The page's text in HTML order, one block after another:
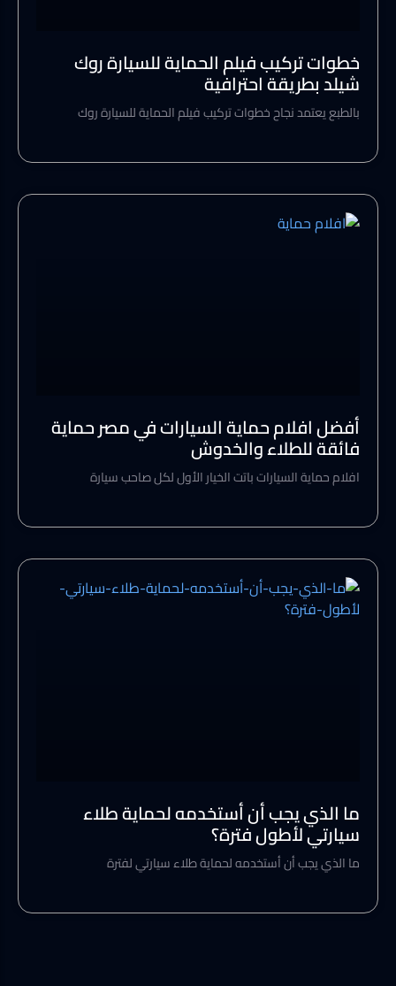
خطوات تركيب فيلم الحماية للسيارة روك
شيلد بطريقة احترافية
بالطبع يعتمد نجاح خطوات تركيب فيلم الحماية للسيارة روك
أفضل افلام حماية السيارات في مصر حماية
فائقة للطلاء والخدوش
افلام حماية السيارات باتت الخيار الأول لكل صاحب سيارة
ما الذي يجب أن أستخدمه لحماية طلاء
سيارتي لأطول فترة؟
ما الذي يجب أن أستخدمه لحماية طلاء سيارتي لفترة